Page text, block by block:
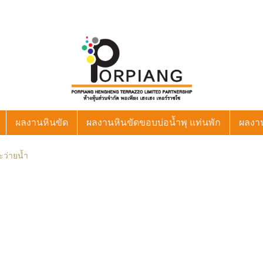
ผลงานหินขัด ผลงานหินขัดขอบบ่อน้ำพุ แท่นพัก ผลง
ว่ายน้ำ